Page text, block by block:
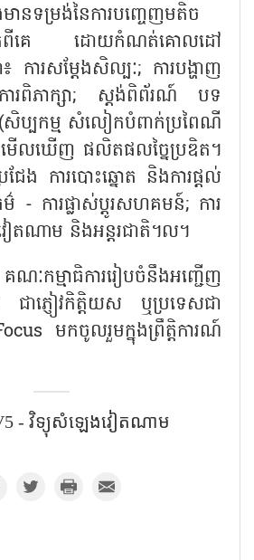
ានទម្រង់នៃការបញ្ចេញមតិច
ពីគេ ដោយកំណត់គោលដៅ
ការសម្ដែងសិល្បៈ; ការបង្ហាញ
ារពិភាក្សា; ស្តង់ពិព័រណ៍ បទ
ប្បកម្ម សំលៀកបំពាក់ប្រពៃណី
មើលឃើញ ផលិតផលច្នៃប្រឌិត។
ែង ការបោះឆ្នោត និងការផ្តល់
ម៌ - ការផ្លាស់ប្តូរសហគមន៍; ការ
តណាម និងអន្តរជាតិ។ល។
ណៈកម្មាធិការរៀបចំនឹងអញ្ជើញ
ភ្ញៀវកិត្តិយស ឬប្រទេសជា
មកចូលរួមក្នុងព្រឹត្តិការណ៍
- វិទ្យុសំឡេងវៀតណាម​